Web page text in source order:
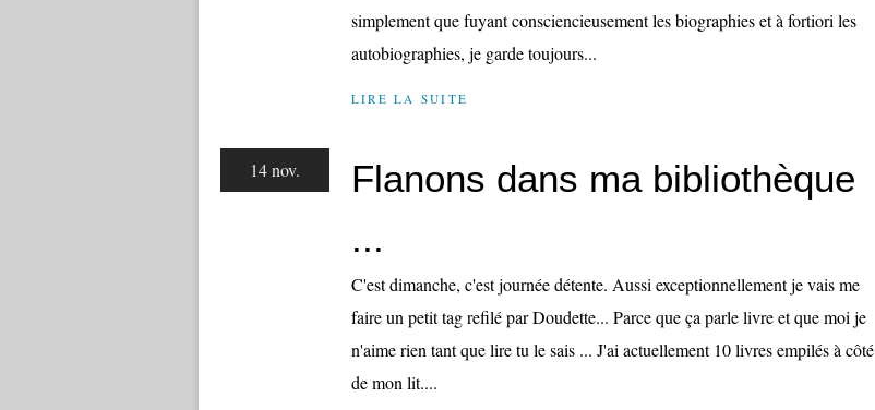
simplement que fuyant consciencieusement les biographies et à fortiori les
autobiographies, je garde toujours...
LIRE LA SUITE
14 nov.
Flanons dans ma bibliothèque
...
C'est dimanche, c'est journée détente. Aussi exceptionnellement je vais me
faire un petit tag refilé par Doudette... Parce que ça parle livre et que moi je
n'aime rien tant que lire tu le sais ... J'ai actuellement 10 livres empilés à côté
de mon lit....